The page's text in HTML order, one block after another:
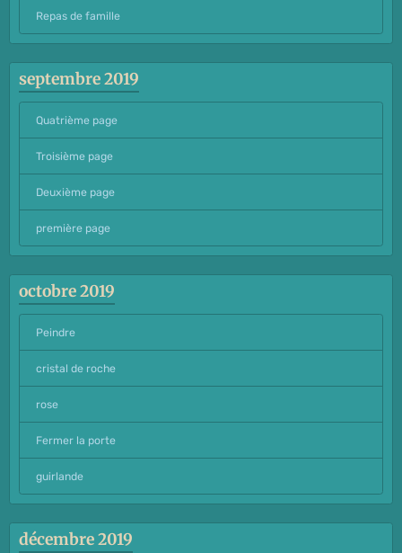
Repas de famille
septembre 2019
Quatrième page
Troisième page
Deuxième page
première page
octobre 2019
Peindre
cristal de roche
rose
Fermer la porte
guirlande
décembre 2019